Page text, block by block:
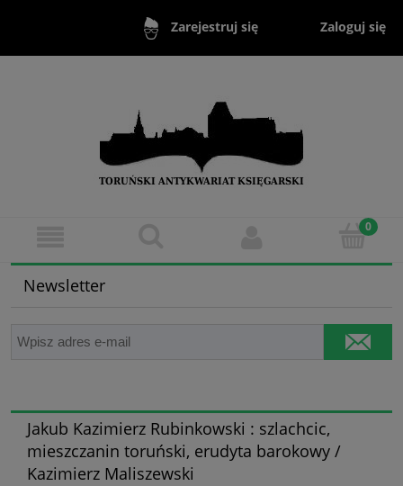
Zarejestruj się Zaloguj się
Newsletter
Jakub Kazimierz Rubinkowski : szlachcic,
mieszczanin toruński, erudyta barokowy /
Kazimierz Maliszewski